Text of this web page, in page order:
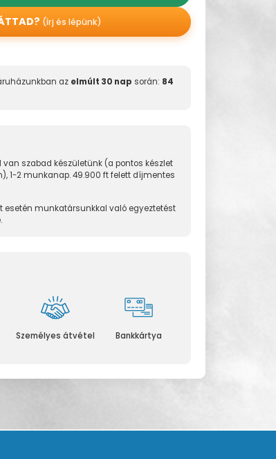
(írj és lépünk)
az elmúlt 30 nap során: 84
szabad készületünk (a pontos készlet
1-2 munkanap. 49.900 ft felett díjmentes
esetén munkatársunkkal való egyeztetést
Személyes átvétel Bankkártya